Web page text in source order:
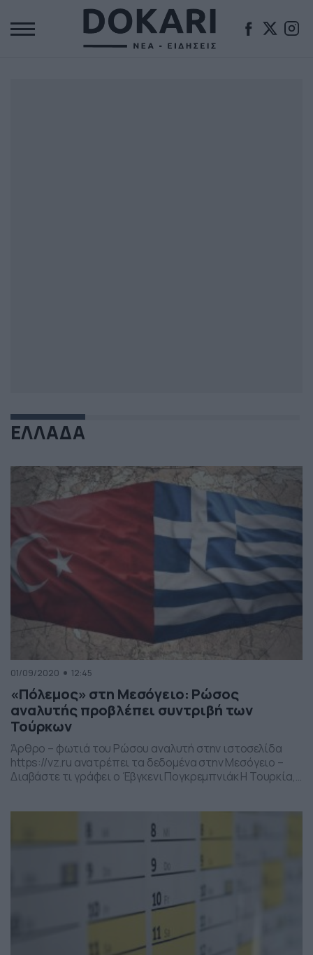
ΕΛΛΑΔΑ
01/09/2020 12:45
«Πόλεμος» στη Μεσόγειο: Ρώσος
αναλυτής προβλέπει συντριβή των
Τούρκων
Άρθρο – φωτιά του Ρώσου αναλυτή στην ιστοσελίδα
https://vz.ru ανατρέπει τα δεδομένα στην Μεσόγειο –
Διαβάστε τι γράφει ο Έβγκενι Πογκρεμπνιάκ Η Τουρκία,